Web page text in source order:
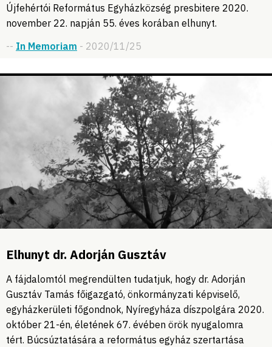
Újfehértói Református Egyházközség presbitere 2020.
november 22. napján 55. éves korában elhunyt.
-- In Memoriam - 2020/11/25
Elhunyt dr. Adorján Gusztáv
A fájdalomtól megrendülten tudatjuk, hogy dr. Adorján
Gusztáv Tamás főigazgató, önkormányzati képviselő,
egyházkerületi főgondnok, Nyíregyháza díszpolgára 2020.
október 21-én, életének 67. évében örök nyugalomra
tért. Búcsúztatására a református egyház szertartása